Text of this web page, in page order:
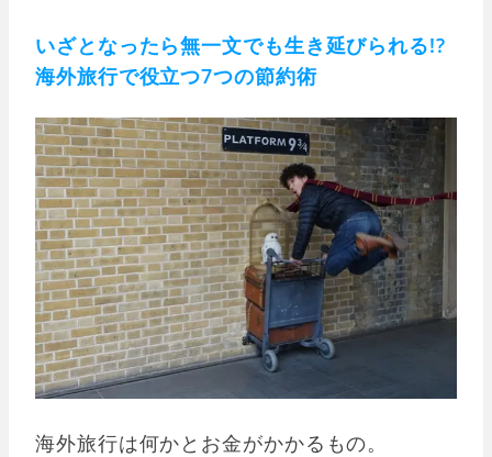
いざとなったら無一文でも生き延びられる!?
海外旅行で役立つ7つの節約術
海外旅行は何かとお金がかかるもの。